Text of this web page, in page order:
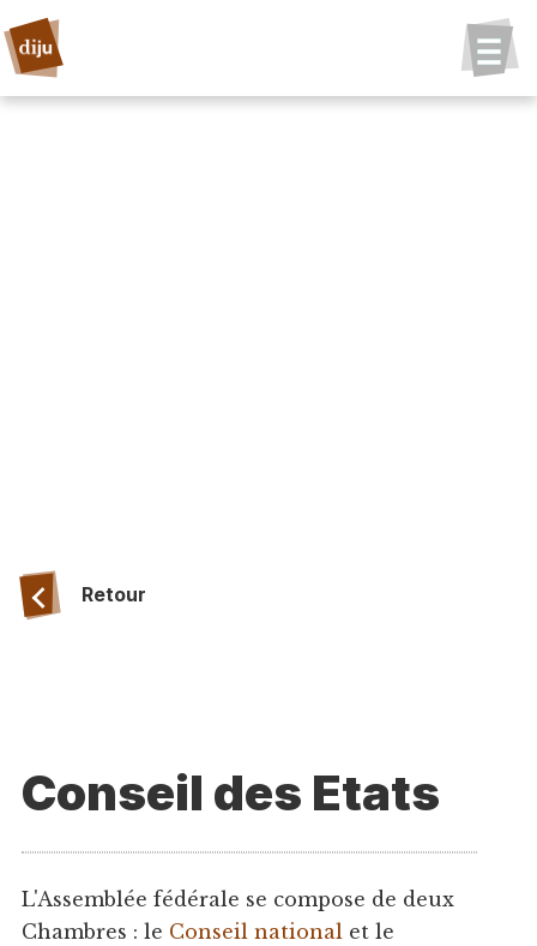
Retour
Conseil des Etats
L'Assemblée fédérale se compose de deux
Chambres : le Conseil nationalet le